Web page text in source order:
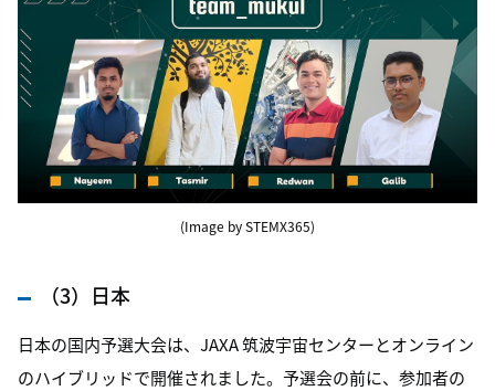
(Image by STEMX365)
（3）日本
日本の国内予選大会は、JAXA 筑波宇宙センターとオンライン
のハイブリッドで開催されました。予選会の前に、参加者の